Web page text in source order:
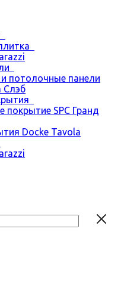
потолочные панели
Слэб
покрытие SPC Гранд
Docke Tavola